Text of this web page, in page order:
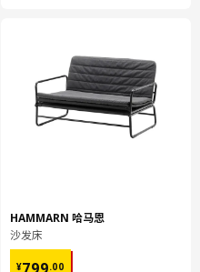
70.1 公升
15.30 公斤
205 厘米
HAMMARN 哈马恩
沙发床
¥ .00
¥ 799.00